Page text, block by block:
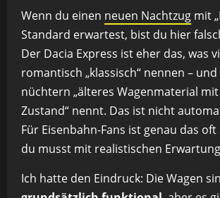
Wenn du einen neuen Nachtzug mit
Standard erwartest, bist du hier
Der Dacia Express ist eher das, was
romantisch „klassisch“ nennen –
nüchtern „älteres Wagenmaterial
Zustand“ nennt. Das ist nicht
Für Eisenbahn-Fans ist genau das oft
du musst mit realistischen
Ich hatte den Eindruck: Die Wagen